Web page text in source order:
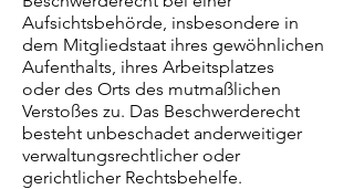
Aufsichtsbehörde, insbesondere in
dem Mitgliedstaat ihres gewöhnlichen
Aufenthalts, ihres Arbeitsplatzes
oder des Orts des mutmaßlichen
Verstoßes zu. Das Beschwerderecht
besteht unbeschadet anderweitiger
verwaltungsrechtlicher oder
gerichtlicher Rechtsbehelfe.